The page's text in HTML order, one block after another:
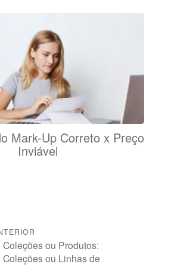
Mark-Up Correto x Preço
Inviável
ou Produtos:
Coleções ou Linhas de